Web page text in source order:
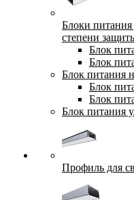
Блоки
степени
Блок
Блок
Блок питания
Блок
Блок
Блок питания
Профиль для